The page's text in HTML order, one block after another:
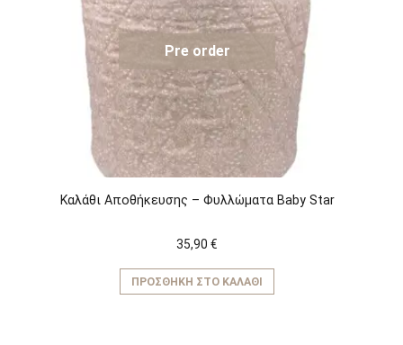
Pre order
Καλάθι Αποθήκευσης – Φυλλώματα Baby Star
35,90 €
ΠΡΟΣΘΉΚΗ ΣΤΟ ΚΑΛΆΘΙ